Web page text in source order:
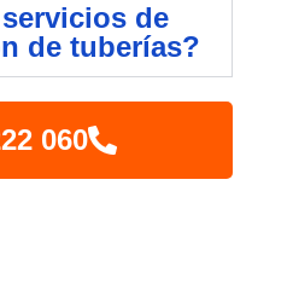
de
de tuberías?
060